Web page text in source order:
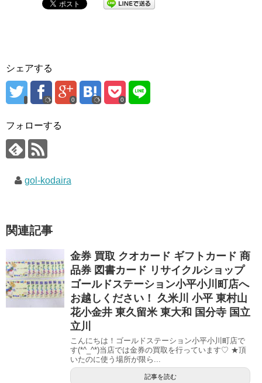
シェアする
0 0
フォローする
gol-kodaira
関連記事
金券 買取 クオカード ギフトカード 商
品券 図書カード リサイクルショップ
ゴールドステーション小平小川町店へ
お越しください！ 久米川 小平 東村山
花小金井 東久留米 東大和 国分寺 国立
立川
こんにちは！ゴールドステーション小平小川町店で
す(*^_^*)当店では金券の買取を行っています♡ ★頂
いたのに使う場所が限ら...
記事を読む